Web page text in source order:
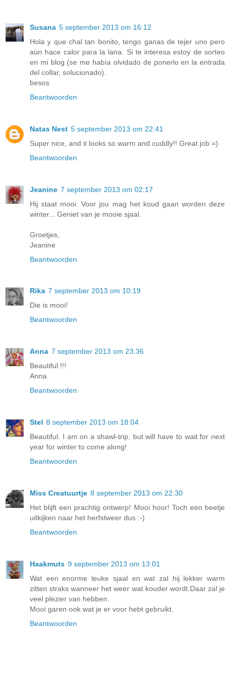
Susana 5 september 2013 om 16:12
Hola y que chal tan bonito, tengo ganas de tejer uno pero
aún hace calor para la lana. Si te interesa estoy de sorteo
en mi blog (se me había olvidado de ponerlo en la entrada
del collar, solucionado).
besos
Beantwoorden
Natas Nest 5 september 2013 om 22:41
Super nice, and it looks so warm and cuddly!! Great job =)
Beantwoorden
Jeanine 7 september 2013 om 02:17
Hij staat mooi. Voor jou mag het koud gaan worden deze
winter... Geniet van je mooie sjaal.
Groetjes,
Jeanine
Beantwoorden
Rika 7 september 2013 om 10:19
Die is mooi!
Beantwoorden
Anna 7 september 2013 om 23:36
Beautiful !!!
Anna
Beantwoorden
Stel 8 september 2013 om 18:04
Beautiful. I am on a shawl-trip, but will have to wait for next
year for winter to come along!
Beantwoorden
Miss Creatuurtje 8 september 2013 om 22:30
Het blijft een prachtig ontwerp! Mooi hoor! Toch een beetje
uitkijken naar het herfstweer dus :-)
Beantwoorden
Haakmuts 9 september 2013 om 13:01
Wat een enorme leuke sjaal en wat zal hij lekker warm
zitten straks wanneer het weer wat kouder wordt.Daar zal je
veel plezier van hebben.
Mooi garen ook wat je er voor hebt gebruikt.
Beantwoorden